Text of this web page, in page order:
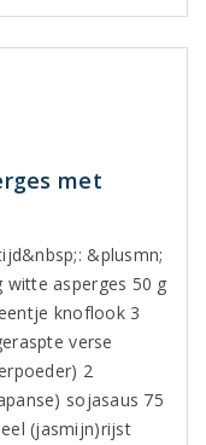
met
&plusmn;
witte asperges 50 g
knoflook 3
verse
2
sojasaus 75
(jasmijn)rijst